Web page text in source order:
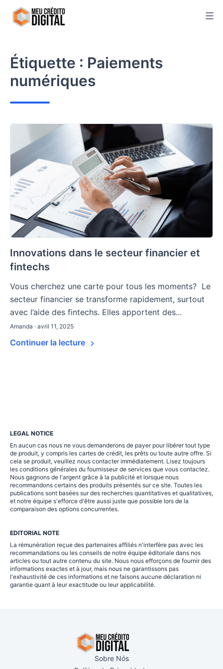
Skip
Étiquette : Paiements
numériques
Innovations dans le secteur financier et
fintechs
Vous cherchez une carte pour tous les moments? Le
secteur financier se transforme rapidement, surtout
avec l’aide des fintechs. Elles apportent des...
Amanda · avril 11, 2025
Continuer la lecture
LEGAL NOTICE
En aucun cas nous ne vous demanderons de payer pour libérer tout type
de produit, y compris les cartes de crédit, les prêts ou toute autre offre. Si
cela se produit, veuillez nous contacter immédiatement. Lisez toujours
les conditions générales du fournisseur de services que vous contactez.
Nous gagnons de l'argent grâce à la publicité et lorsque nous
recommandons certains des produits présentés sur ce site. Toutes les
publications sont basées sur des recherches quantitatives et qualitatives,
et notre équipe s'efforce d'être aussi juste que possible lors de la
comparaison des options concurrentes.
EDITORIAL NOTE
La rémunération reçue des partenaires affiliés n'interfère pas avec les
recommandations ou les conseils de notre équipe éditoriale dans nos
articles ou tout autre contenu du site. Nous nous efforçons de fournir des
informations exactes et à jour, mais nous ne garantissons pas
l'exhaustivité de ces informations et ne faisons aucune déclaration ni
garantie quant à leur exactitude ou leur applicabilité.
Sobre Nós